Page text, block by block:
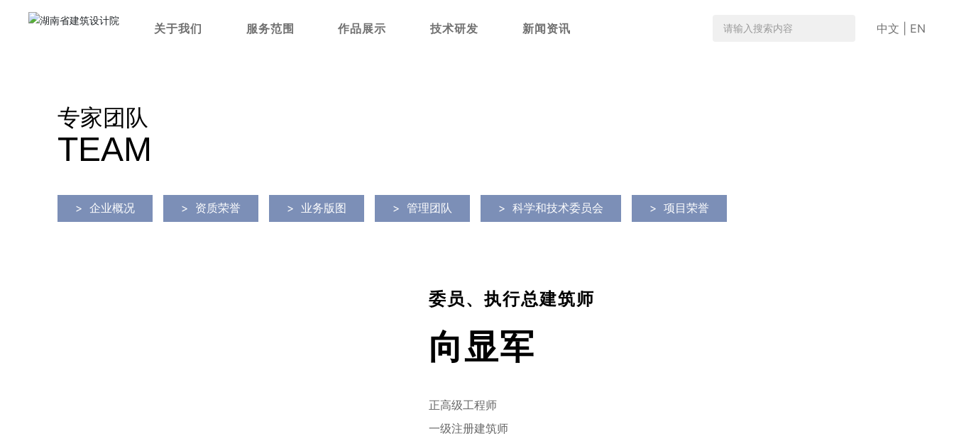
关于我们 服务范围 作品展示 技术研发 新闻资讯 中文 EN
专家团队
TEAM
> 企业概况 > 资质荣誉 > 业务版图 > 管理团队 > 科学和技术委员会 > 项目荣誉
委员、执行总建筑师
向显军
正高级工程师
一级注册建筑师